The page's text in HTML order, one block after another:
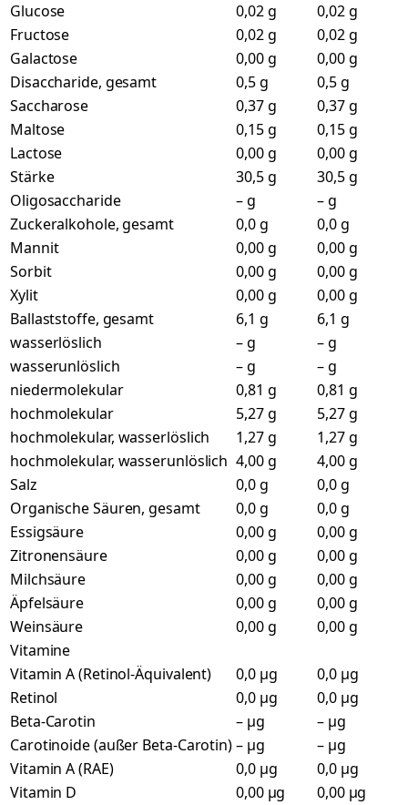
Glucose
0,02 g
0,02 g
Fructose
0,02 g
0,02 g
Galactose
0,00 g
0,00 g
Disaccharide, gesamt
0,5 g
0,5 g
Saccharose
0,37 g
0,37 g
Maltose
0,15 g
0,15 g
Lactose
0,00 g
0,00 g
Stärke
30,5 g
30,5 g
Oligosaccharide
– g
– g
Zuckeralkohole, gesamt
0,0 g
0,0 g
Mannit
0,00 g
0,00 g
Sorbit
0,00 g
0,00 g
Xylit
0,00 g
0,00 g
Ballaststoffe, gesamt
6,1 g
6,1 g
wasserlöslich
– g
– g
wasserunlöslich
– g
– g
niedermolekular
0,81 g
0,81 g
hochmolekular
5,27 g
5,27 g
hochmolekular, wasserlöslich
1,27 g
1,27 g
hochmolekular, wasserunlöslich 4,00 g
4,00 g
Salz
0,0 g
0,0 g
Organische Säuren, gesamt
0,0 g
0,0 g
Essigsäure
0,00 g
0,00 g
Zitronensäure
0,00 g
0,00 g
Milchsäure
0,00 g
0,00 g
Äpfelsäure
0,00 g
0,00 g
Weinsäure
0,00 g
0,00 g
Vitamine
Vitamin A (Retinol-Äquivalent)
0,0 µg
0,0 µg
Retinol
0,0 µg
0,0 µg
Beta-Carotin
– µg
– µg
Carotinoide (außer Beta-Carotin)– µg
– µg
Vitamin A (RAE)
0,0 µg
0,0 µg
Vitamin D
0,00 µg
0,00 µg